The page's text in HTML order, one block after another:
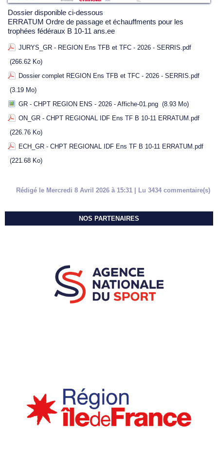
Dossier disponible ci-dessous
ERRATUM Ordre de passage et échauffments pour les
trophées fédéraux B 10-11 ans.ee
JURYS_GR - REGION Ens TFB et TFC - 2026 - SERRIS.pdf
(266.62 Ko)
Dossier complet REGION Ens TFB et TFC - 2026 - SERRIS.pdf
(3.19 Mo)
GR - CHPT REGION ENS - 2026 - Affiche-01.png (8.93 Mo)
ON_GR - CHPT REGIONAL IDF Ens TF B 10-11 ERRATUM.pdf
(226.76 Ko)
ECH_GR - CHPT REGIONAL IDF Ens TF B 10-11 ERRATUM.pdf
(221.68 Ko)
Rédigé le Mercredi 8 Avril 2026 à 15:31 | Lu 3434 commentaire(s)
NOS PARTENAIRES